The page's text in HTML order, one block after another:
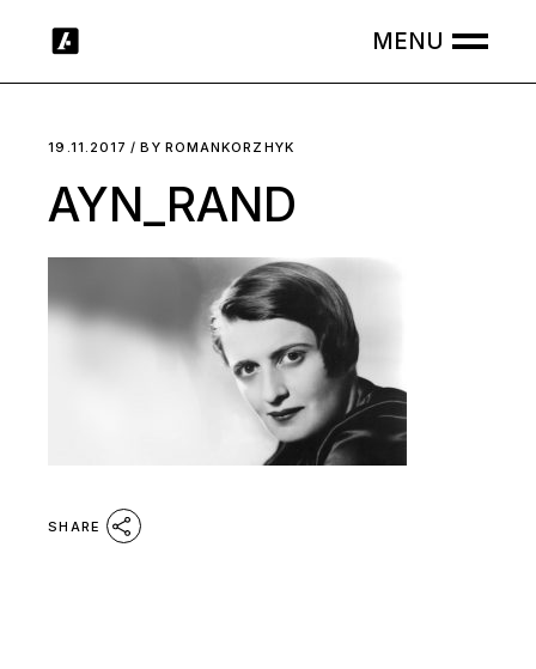
19.11.2017 BY ROMANKORZHYK
AYN_RAND
SHARE